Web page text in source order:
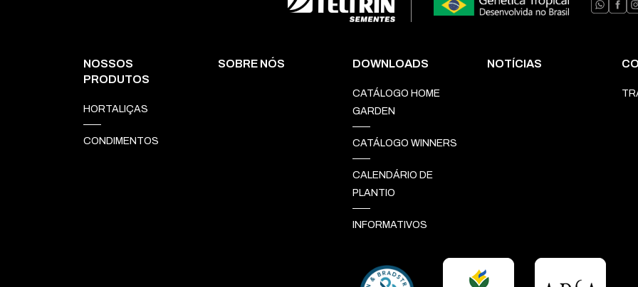
NOSSOS
PRODUTOS
HORTALIÇAS
CONDIMENTOS
SOBRE NÓS DOWNLOADS
CATÁLOGO HOME
GARDEN
CATÁLOGO WINNERS
CALENDÁRIO DE
PLANTIO
INFORMATIVOS
NOTÍCIAS